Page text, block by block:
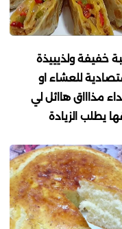
خفيفة ولذيييذة
للعشاء او
مذاااق هاائل لي
يطلب الزيادة